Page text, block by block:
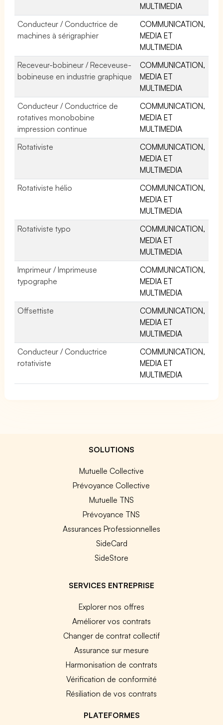
MULTIMEDIA
Conducteur / Conductrice de
machines à sérigraphier
COMMUNICATION,
MEDIA ET
MULTIMEDIA
Receveur-bobineur / Receveuse-
bobineuse en industrie graphique
COMMUNICATION,
MEDIA ET
MULTIMEDIA
Conducteur / Conductrice de
rotatives monobobine
impression continue
COMMUNICATION,
MEDIA ET
MULTIMEDIA
Rotativiste
COMMUNICATION,
MEDIA ET
MULTIMEDIA
Rotativiste hélio
COMMUNICATION,
MEDIA ET
MULTIMEDIA
Rotativiste typo
COMMUNICATION,
MEDIA ET
MULTIMEDIA
Imprimeur / Imprimeuse
typographe
COMMUNICATION,
MEDIA ET
MULTIMEDIA
Offsettiste
COMMUNICATION,
MEDIA ET
MULTIMEDIA
Conducteur / Conductrice
rotativiste
COMMUNICATION,
MEDIA ET
MULTIMEDIA
SOLUTIONS
Mutuelle Collective
Prévoyance Collective
Mutuelle TNS
Prévoyance TNS
Assurances Professionnelles
SideCard
SideStore
SERVICES ENTREPRISE
Explorer nos offres
Améliorer vos contrats
Changer de contrat collectif
Assurance sur mesure
Harmonisation de contrats
Vérification de conformité
Résiliation de vos contrats
PLATEFORMES